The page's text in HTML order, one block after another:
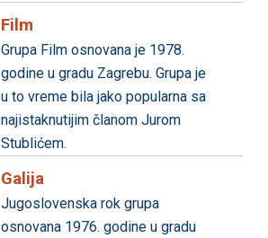
Film
Grupa Film osnovana je 1978.
godine u gradu Zagrebu. Grupa je
u to vreme bila jako popularna sa
najistaknutijim članom Jurom
Stublićem.
Galija
Jugoslovenska rok grupa
osnovana 1976. godine u gradu